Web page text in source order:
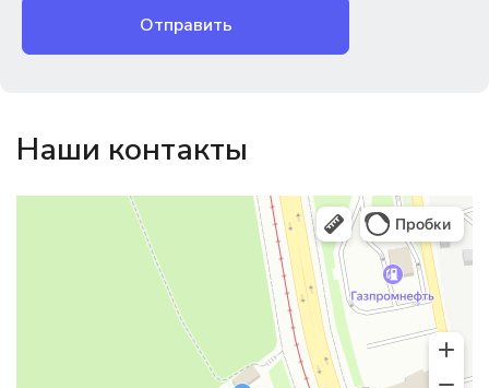
Отправить
Наши контакты
Магазин резинотехники
Резиновые и резинотехнические изделия в Екатеринбурге
Садовый инвентарь и техника в Екатеринбурге